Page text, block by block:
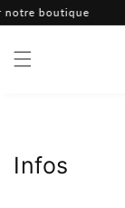
passer
contenu
boutique
Infos